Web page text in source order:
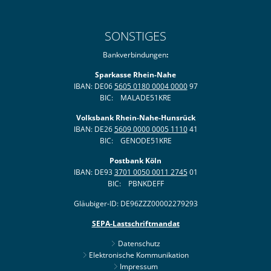
SONSTIGES
Bankverbindungen:
Sparkasse Rhein-Nahe
IBAN: DE065605 0180 0004 000097
BIC: MALADE51KRE
Volksbank Rhein-Nahe-Hunsrück
IBAN: DE265609 0000 0005 111041
BIC: GENODE51KRE
Postbank Köln
IBAN: DE933701 0050 0011 274501
BIC: PBNKDEFF
Gläubiger-ID: DE96ZZZ00002279293
SEPA-Lastschriftmandat
Datenschutz
Elektronische Kommunikation
Impressum